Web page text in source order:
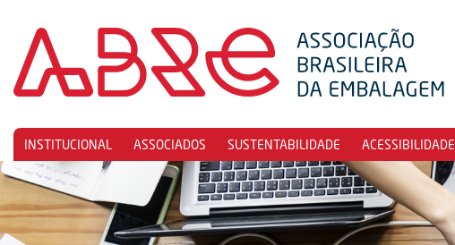
INSTITUCIONAL ASSOCIADOS SUSTENTABILIDADE ACESSIBILIDADE